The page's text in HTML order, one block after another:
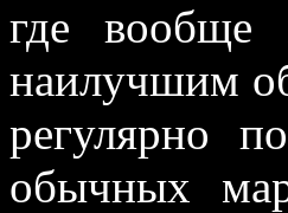
где вообще
наилучшим
регулярно
обычных